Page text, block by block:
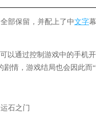
部保留，并配上了中文字
可以通过控制游戏中的手机
情，游戏结局也会因此而“